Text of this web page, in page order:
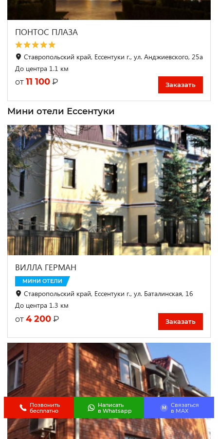
ПОНТОС ПЛАЗА
Ставропольский край, Ессентуки г., ул. Анджиевского, 25а
До центра 1.1 км
от 11 100 ₽ Заказать
Мини отели Ессентуки
ВИЛЛА ГЕРМАН
МИНИ ОТЕЛИ
Ставропольский край, Ессентуки г., ул. Баталинская, 16
До центра 1.3 км
от 4 200 ₽ Заказать
Позвонить
бесплатно
Написать
в Whatsapp
M
Связаться
в МАХ